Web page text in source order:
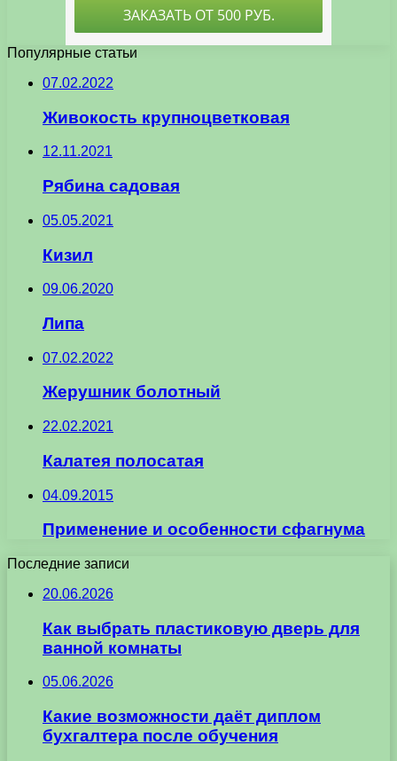
Популярные статьи
07.02.2022
Живокость крупноцветковая
12.11.2021
Рябина садовая
05.05.2021
Кизил
09.06.2020
Липа
07.02.2022
Жерушник болотный
22.02.2021
Калатея полосатая
04.09.2015
Применение и особенности сфагнума
Последние записи
20.06.2026
Как выбрать пластиковую дверь для
ванной комнаты
05.06.2026
Какие возможности даёт диплом
бухгалтера после обучения